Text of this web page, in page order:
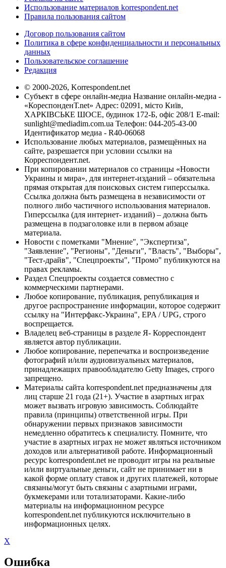
Использование материалов korrespondent.net
Правила пользования сайтом
Договор пользования сайтом
Политика в сфере конфиденциальности и персональных
данных
Пользовательское соглашение
Редакция
© 2000-2026, Korrespondent.net
Субъект в сфере онлайн-медиа Название онлайн-медиа -
«КореспонденТ.net» Адрес: 02091, місто Київ,
ХАРКІВСЬКЕ ШОСЕ, будинок 172-Б, офіс 208/1 E-mail:
sunlight@mediadim.com.ua Телефон: 044-205-43-00
Идентификатор медиа - R40-06068
Использование любых материалов, размещённых на
сайте, разрешается при условии ссылки на
Корреспондент.net.
При копировании материалов со страницы «Новости
Украины и мира», для интернет-изданий – обязательна
прямая открытая для поисковых систем гиперссылка.
Ссылка должна быть размещена в независимости от
полного либо частичного использования материалов.
Гиперссылка (для интернет- изданий) – должна быть
размещена в подзаголовке или в первом абзаце
материала.
Новости с пометками "Мнение", "Экспертиза",
"Заявление", "Регионы", "Деньги", "Власть", "Выборы",
"Тест-драйв", "Спецпроекты", "Промо" публикуются на
правах рекламы.
Раздел Спецпроекты создается совместно с
коммерческими партнерами.
Любое копирование, публикация, републикация и
другое распространение информации, которое содержит
ссылку на "Интерфакс-Украина", EPA / UPG, строго
воспрещается.
Владелец веб-страницы в разделе Я- Корреспондент
является автор публикации.
Любое копирование, перепечатка и воспроизведение
фотографий и/или аудиовизуальных материалов,
принадлежащих правообладателю Getty Images, строго
запрещено.
Материалы сайта korrespondent.net предназначены для
лиц старше 21 года (21+). Участие в азартных играх
может вызвать игровую зависимость. Соблюдайте
правила (принципы) ответственной игры. При
обнаружении первых признаков зависимости
немедленно обратитесь к специалисту. Помните, что
участие в азартных играх не может являться источником
доходов или альтернативой работе. Информационный
ресурс korrespondent.net не проводит игры на реальные
и/или виртуальные деньги, сайт не принимает ни в
какой форме оплату ставок и других платежей, которые
связаны/могут быть связаны с азартными играми,
букмекерами или тотализаторами. Какие-либо
материалы на информационном ресурсе
korrespondent.net публикуются исключительно в
информационных целях.
X
Ошибка